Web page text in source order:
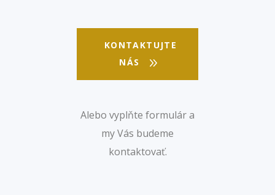
KONTAKTUJTE
NÁS
Alebo vyplňte formulár a
my Vás budeme
kontaktovať.